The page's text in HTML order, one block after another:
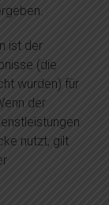
ist der
(die
wurden) für
der
nutzt, gilt